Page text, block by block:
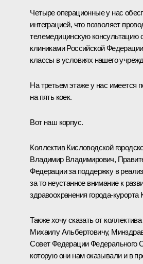
Четыре операционные у нас
интеграцией, что позволяет
телемедицинскую
клиниками Российской
классы в условиях нашего
На третьем этаже у нас имеется
на пять коек.
Вот наш корпус.
Коллектив Кисловодской
Владимир Владимирович,
Федерации за поддержку в
за то неустанное внимание к
здравоохранения города-курорта
Также хочу сказать от
Михаилу Альбертовичу,
Совет Федерации Федерального
которую они нам оказывали и в